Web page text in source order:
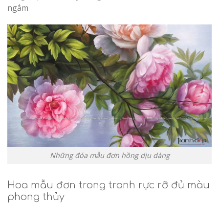
ngắm
Những đóa mẫu đơn hồng dịu dàng
Hoa mẫu đơn trong tranh rực rỡ đủ màu
phong thủy